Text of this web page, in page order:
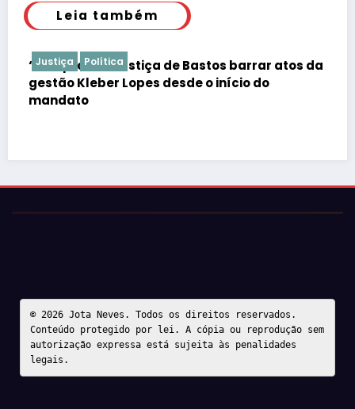
Leia também
atos da
Justiça Polícia
Justiça barra Festa do Ovo em Bastos
falta de atestados de segurança
© 2026 Jota Neves. Todos os direitos reservados.
Conteúdo protegido por lei. A cópia ou reprodução sem
autorização expressa está sujeita às penalidades
legais.